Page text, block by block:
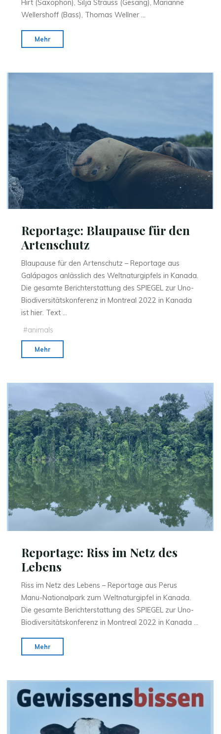
Hirt (Saxophon), Silja Strauss (Gesang), Marianne
Wellershoff (Bass), Thomas Wellner …
Mehr
Hansagold
Reportage: Blaupause für den
Artenschutz
Blaupause für den Artenschutz – Reportage aus
Galápagos anlässlich des Weltnaturgipfels in Kanada.
Die gesamte Berichterstattung des SPIEGEL zur Uno-
Biodiversitätskonferenz in Montreal 2022 in Kanada
ist hier. Text …
#animals
Mehr
Blaupause
den
Reportage: Riss im Netz des
Lebens
Riss im Netz des Lebens – Reportage aus Perus
Manu-Nationalpark zum Weltnaturgipfel in Kanada.
Die gesamte Berichterstattung des SPIEGEL zur Uno-
Biodiversitätskonferenz in Montreal 2022 in Kanada …
Mehr
Riss
Netz
des
Lebens"